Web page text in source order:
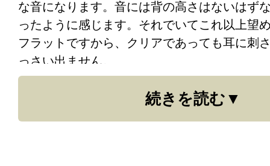
にヴォリュームをアップ。これまではＤＬ１
ーム最大でもハウリングは発生しませんでし
の方はヴォリューム７５％くらいでハウリン
た。ところがリード線交換後はヴォリューム
《感想》
な音になります。音には背の高さはないはず
ったように感じます。それでいてこれ以上望
フラットですから、クリアであっても耳に刺
っさい出ません。
親戚にプロのフルート奏者がいるのですが、
続きを読む